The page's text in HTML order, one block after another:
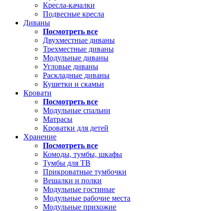
Кресла-качалки
Подвесные кресла
Диваны
Посмотреть все
Двухместные диваны
Трехместные диваны
Модульные диваны
Угловые диваны
Раскладные диваны
Кушетки и скамьи
Кровати
Посмотреть все
Модульные спальни
Матрасы
Кроватки для детей
Хранение
Посмотреть все
Комоды, тумбы, шкафы
Тумбы для ТВ
Прикроватные тумбочки
Вешалки и полки
Модульные гостиные
Модульные рабочие места
Модульные прихожие